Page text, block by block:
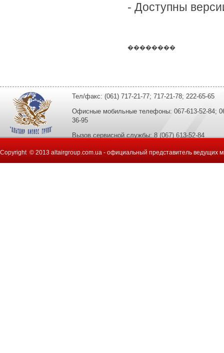
- Доступны
��������
Тел/факс: (061) 717-21-77; 717-21-78; 222-65-65
Офисные мобильные телефоны: 067-613-52-84;
36-95
Вызов сервисной службы: 8 (067) 613-52-84
Copyright © 2013 altairgroup.com.ua - официальный представитель ведущих